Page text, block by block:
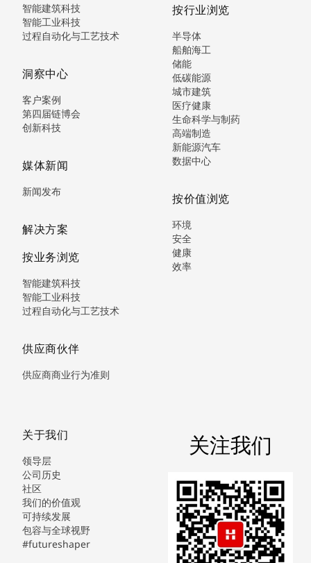
智能建筑科技
智能工业科技
过程自动化与工艺技术
洞察中心
客户案例
第四届链博会
创新科技
媒体新闻
新闻发布
解决方案
按业务浏览
智能建筑科技
智能工业科技
过程自动化与工艺技术
供应商伙伴
供应商商业行为准则
按行业浏览
半导体
船舶海工
储能
低碳能源
城市建筑
医疗健康
生命科学与制药
高端制造
新能源汽车
数据中心
按价值浏览
环境
安全
健康
效率
关于我们
领导层
公司历史
社区
我们的价值观
可持续发展
包容与全球视野
#futureshaper
关注我们